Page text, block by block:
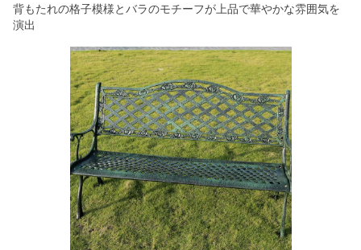
背もたれの格子模様とバラのモチーフが上品で華やかな雰囲気を
演出